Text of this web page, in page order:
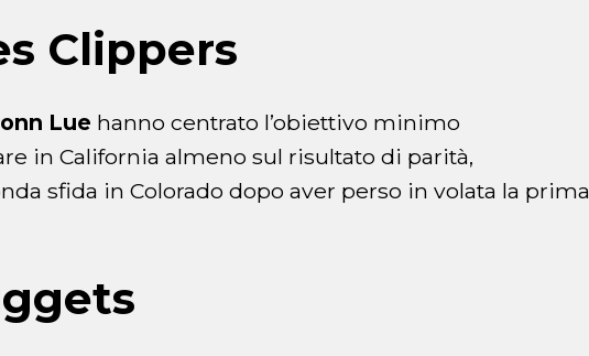
Clippers
Lue hanno centrato l’obiettivo minimo
in California almeno sul risultato di parità,
sfida in Colorado dopo aver perso in volata la prima